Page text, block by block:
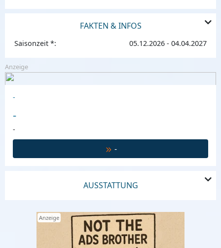
FAKTEN & INFOS
Saisonzeit *: 05.12.2026 - 04.04.2027
Anzeige
-
-
-
-
AUSSTATTUNG
Anzeige